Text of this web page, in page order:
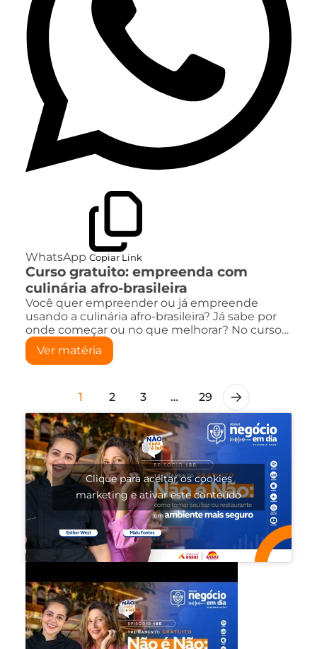
WhatsApp Copiar Link
Curso gratuito: empreenda com
culinária afro-brasileira
Você quer empreender ou já empreende
usando a culinária afro-brasileira? Já sabe por
onde começar ou no que melhorar? No curso…
Ver matéria
1 2 3 … 29
Clique para aceitar os cookies
marketing e ativar este conteúdo